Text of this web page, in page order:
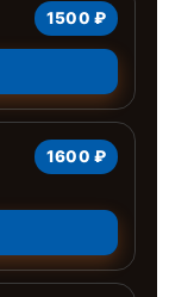
1500 ₽
1600 ₽